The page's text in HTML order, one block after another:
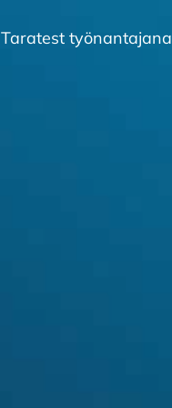
Taratest työnantajana